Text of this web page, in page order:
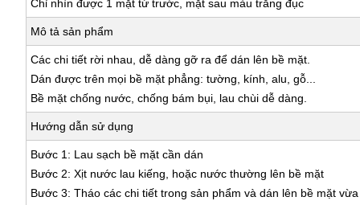
Chỉ nhìn được 1 mặt từ trước, mặt sau màu trắng đục
Mô tả sản phẩm
Các chi tiết rời nhau, dễ dàng gỡ ra để dán lên bề mặt.
Dán được trên mọi bề mặt phẳng: tường, kính, alu, gỗ...
Bề mặt chống nước, chống bám bụi, lau chùi dễ dàng.
Hướng dẫn sử dụng
Bước 1: Lau sạch bề mặt cần dán
Bước 2: Xịt nước lau kiếng, hoặc nước thường lên bề mặt
Bước 3: Tháo các chi tiết trong sản phẩm và dán lên bề mặt